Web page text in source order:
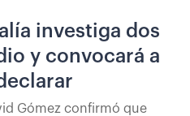
investiga dos
y convocará a
Gómez confirmó que